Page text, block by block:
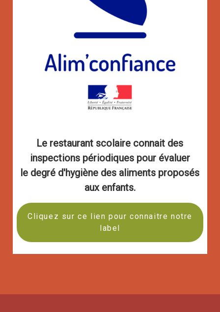
Le restaurant scolaire connait des
inspections périodiques pour évaluer
le degré d'hygiène des aliments proposés
aux enfants.
Cliquez sur ce lien pour connaitre notre
label